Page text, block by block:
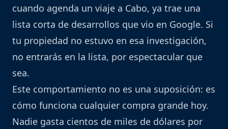
cuando agenda un viaje a Cabo, ya trae una
lista corta de desarrollos que vio en Google. Si
tu propiedad no estuvo en esa investigación,
no entrarás en la lista, por espectacular que
sea.
Este comportamiento no es una suposición: es
cómo funciona cualquier compra grande hoy.
Nadie gasta cientos de miles de dólares por